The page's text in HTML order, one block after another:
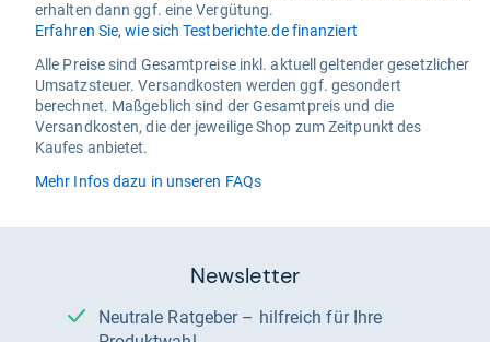
erhalten dann ggf. eine Vergütung.
Erfahren Sie, wie sich Testberichte.de finanziert
Alle Preise sind Gesamtpreise inkl. aktuell geltender gesetzlicher
Umsatzsteuer. Versandkosten werden ggf. gesondert
berechnet. Maßgeblich sind der Gesamtpreis und die
Versandkosten, die der jeweilige Shop zum Zeitpunkt des
Kaufes anbietet.
Mehr Infos dazu in unseren FAQs
Newsletter
Neutrale Ratgeber – hilfreich für Ihre